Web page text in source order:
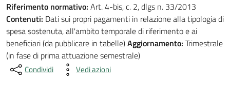
Riferimento normativo: Art. 4-bis, c. 2, dlgs n. 33/2013
Contenuti: Dati sui propri pagamenti in relazione alla tipologia di
spesa sostenuta, all'ambito temporale di riferimento e ai
beneficiari (da pubblicare in tabelle)Aggiornamento: Trimestrale
(in fase di prima attuazione semestrale)
Condividi Vedi azioni